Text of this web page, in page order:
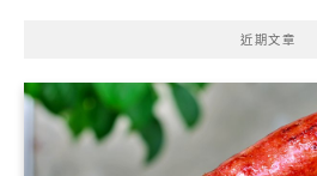
近期文章